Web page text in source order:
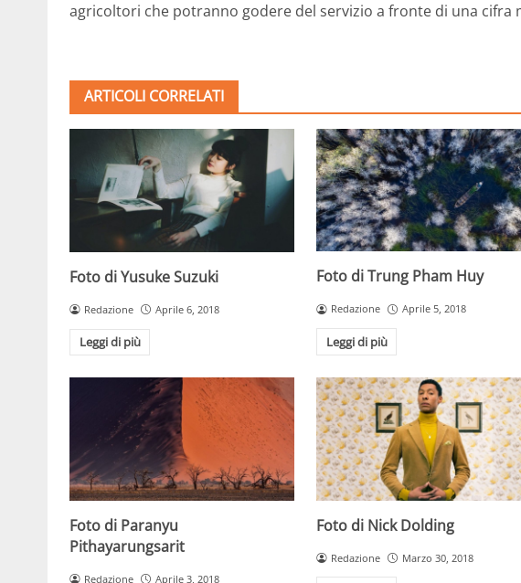
agricoltori che potranno godere del servizio a fronte di una cifra
ARTICOLI CORRELATI
Foto di Yusuke Suzuki
Redazione Aprile 6, 2018
Leggi di più
Foto di Trung Pham Huy
Redazione Aprile 5, 2018
Leggi di più
Foto di Paranyu
Pithayarungsarit
Redazione Aprile 3, 2018
Foto di Nick Dolding
Redazione Marzo 30, 2018